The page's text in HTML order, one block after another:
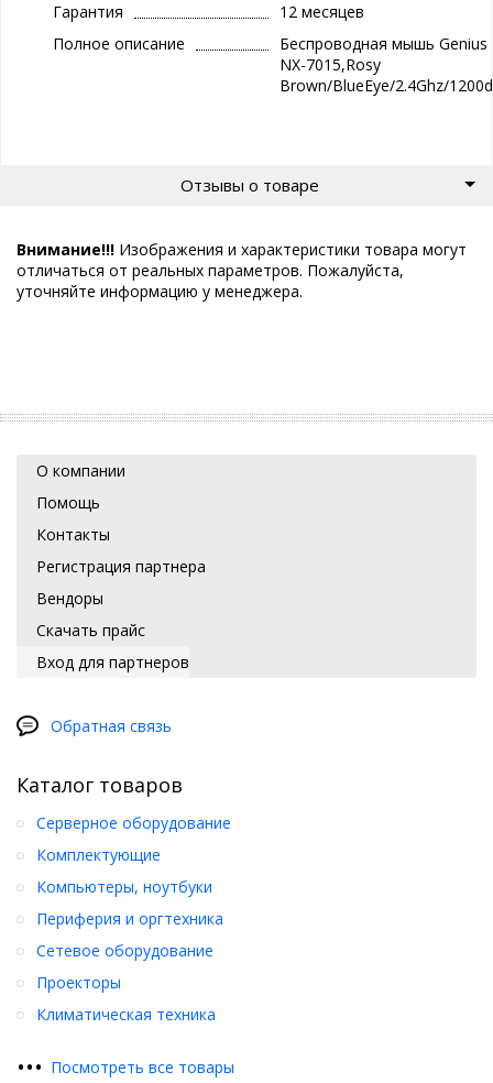
Гарантия
12 месяцев
Полное описание
Беспроводная мышь Genius
NX-7015,Rosy
Brown/BlueEye/2.4Ghz/
Отзывы о товаре
Внимание!!! Изображения и характеристики товара могут
отличаться от реальных параметров. Пожалуйста,
уточняйте информацию у менеджера.
О компании
Помощь
Контакты
Регистрация партнера
Вендоры
Скачать прайс
Вход для партнеров
Обратная связь
Каталог товаров
Серверное оборудование
Комплектующие
Компьютеры, ноутбуки
Периферия и оргтехника
Сетевое оборудование
Проекторы
Климатическая техника
••• Посмотреть все товары